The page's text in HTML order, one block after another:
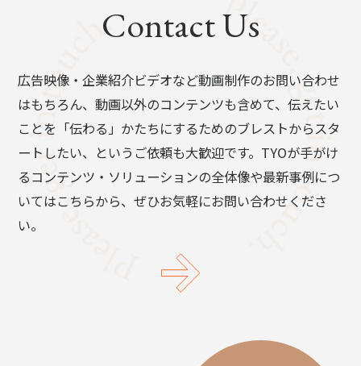
Contact Us
広告映像・企業紹介ビデオなど動画制作のお問い合わせ
はもちろん、動画以外のコンテンツも含めて、伝えたい
ことを「伝わる」かたちにするためのブレストからスタ
ートしたい、というご依頼も大歓迎です。TYOが手がけ
るコンテンツ・ソリューションの全体像や最新事例につ
いてはこちらから、ぜひお気軽にお問い合わせくださ
い。